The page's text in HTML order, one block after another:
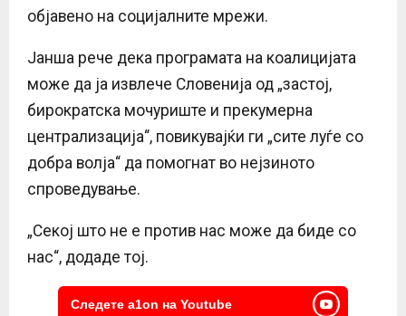
објавено на социјалните мрежи.
Јанша рече дека програмата на коалицијата
може да ја извлече Словенија од „застој,
бирократска мочуриште и прекумерна
централизација“, повикувајќи ги „сите луѓе со
добра волја“ да помогнат во нејзиното
спроведување.
„Секој што не е против нас може да биде со
нас“, додаде тој.
Следете a1on на Youtube